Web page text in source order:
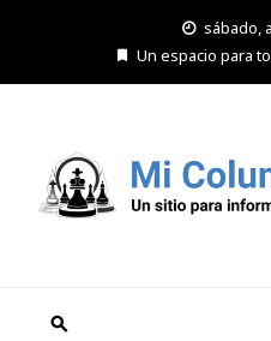
sábado,
Un espacio para